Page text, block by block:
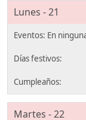
Lunes - 21
Martes - 22